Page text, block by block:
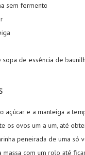
sem fermento
sopa de essência de
açúcar e a manteiga a
os ovos um a um, até
peneirada de uma só
massa com um rolo até